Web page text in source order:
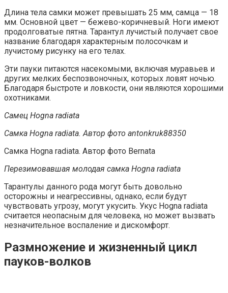
Длина тела самки может превышать 25 мм, самца — 18
мм. Основной цвет — бежево-коричневый. Ноги имеют
продолговатые пятна. Тарантул лучистый получает свое
название благодаря характерным полосочкам и
лучистому рисунку на его телах.
Эти пауки питаются насекомыми, включая муравьев и
других мелких беспозвоночных, которых ловят ночью.
Благодаря быстроте и ловкости, они являются хорошими
охотниками.
Самец Hogna radiata
Самка Hogna radiata. Автор фото antonkruk88350
Самка Hogna radiata. Автор фото Bernata
Перезимовавшая молодая самка Hogna radiata
Тарантулы данного рода могут быть довольно
осторожны и неагрессивны, однако, если будут
чувствовать угрозу, могут укусить. Укус Hogna radiata
считается неопасным для человека, но может вызвать
незначительное воспаление и дискомфорт.
Размножение и жизненный цикл
пауков-волков